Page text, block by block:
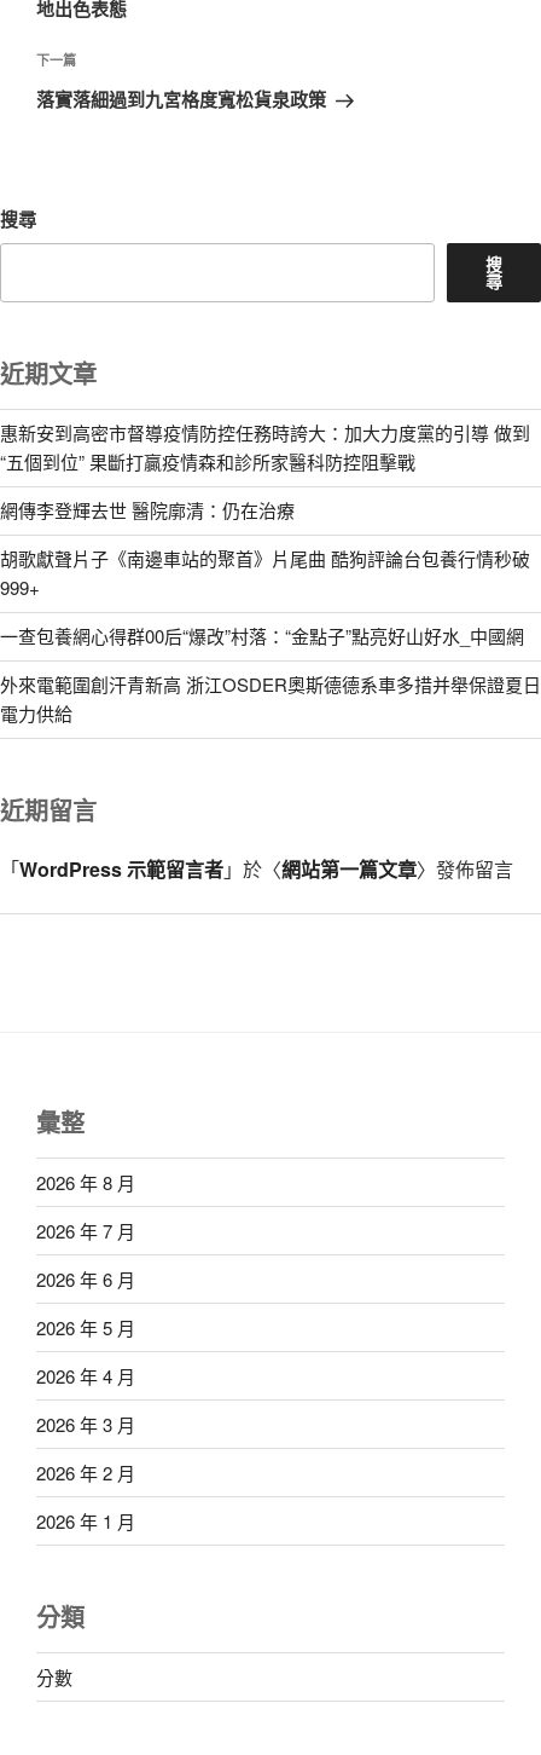
覽
章
地出色表態
下
一
下一篇
落實落細過到九宮格度寬松貨泉政策
搜尋
搜
尋
近期文章
惠新安到高密市督導疫情防控任務時誇大：加大力度黨的引導 做到
“五個到位” 果斷打贏疫情森和診所家醫科防控阻擊戰
網傳李登輝去世 醫院廓清：仍在治療
胡歌獻聲片子《南邊車站的聚首》片尾曲 酷狗評論台包養行情秒破
999+
一查包養網心得群00后“爆改”村落：“金點子”點亮好山好水_中國網
外來電範圍創汗青新高 浙江OSDER奧斯德德系車多措并舉保證夏日
電力供給
近期留言
「WordPress 示範留言者」於〈網站第一篇文章〉發佈留言
彙整
2026 年 8 月
2026 年 7 月
2026 年 6 月
2026 年 5 月
2026 年 4 月
2026 年 3 月
2026 年 2 月
2026 年 1 月
分類
分數